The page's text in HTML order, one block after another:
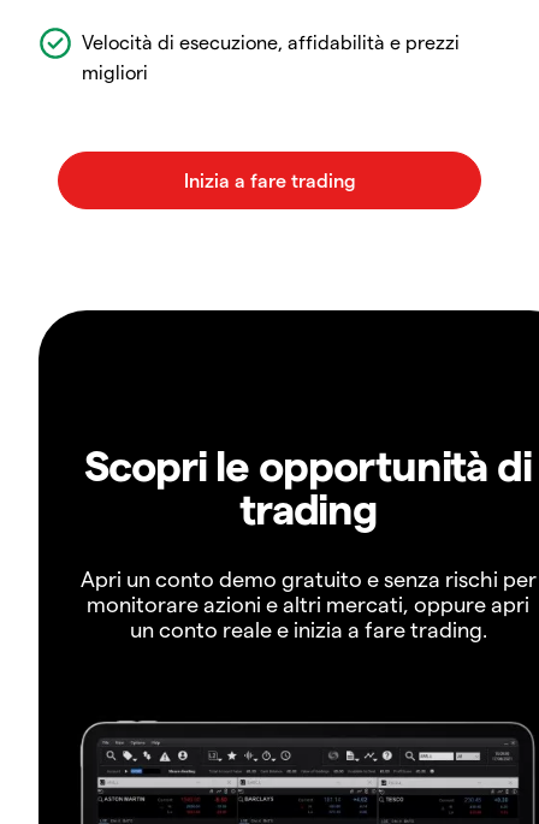
Velocità di esecuzione, affidabilità e prezzi
migliori
Scopri le opportunità di
trading
Apri un conto demo gratuito e senza rischi per
monitorare azioni e altri mercati, oppure apri
un conto reale e inizia a fare trading.